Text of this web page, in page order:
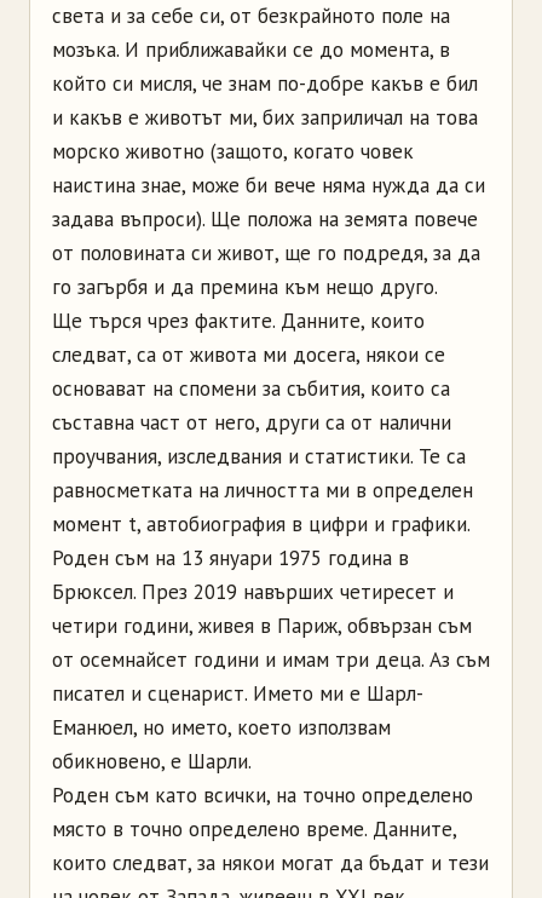
света и за себе си, от безкрайното поле на
мозъка. И приближавайки се до момента, в
който си мисля, че знам по-добре какъв е бил
и какъв е животът ми, бих заприличал на това
морско животно (защото, когато човек
наистина знае, може би вече няма нужда да си
задава въпроси). Ще положа на земята повече
от половината си живот, ще го подредя, за да
го загърбя и да премина към нещо друго.
Ще търся чрез фактите. Данните, които
следват, са от живота ми досега, някои се
основават на спомени за събития, които са
съставна част от него, други са от налични
проучвания, изследвания и статистики. Те са
равносметката на личността ми в определен
момент t, автобиография в цифри и графики.
Роден съм на 13 януари 1975 година в
Брюксел. През 2019 навърших четиресет и
четири години, живея в Париж, обвързан съм
от осемнайсет години и имам три деца. Аз съм
писател и сценарист. Името ми е Шарл-
Еманюел, но името, което използвам
обикновено, е Шарли.
Роден съм като всички, на точно определено
място в точно определено време. Данните,
които следват, за някои могат да бъдат и тези